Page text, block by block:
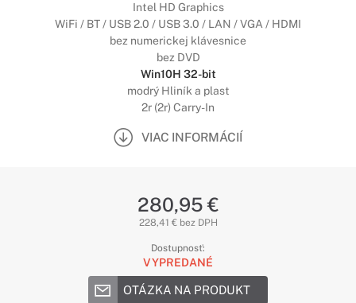
Intel HD Graphics
WiFi / BT / USB 2.0 / USB 3.0 / LAN / VGA / HDMI
bez numerickej klávesnice
bez DVD
Win10H 32-bit
modrý Hliník a plast
2r (2r) Carry-In
VIAC INFORMÁCIÍ
280,95 €
228,41 € bez DPH
Dostupnosť:
VYPREDANÉ
OTÁZKA NA PRODUKT